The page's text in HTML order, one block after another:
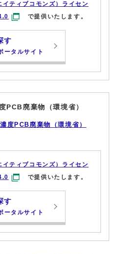
イティブコモンズ）ライセン
で提供いたします。
す
ータルサイト
PCB廃棄物（環境省）
度PCB廃棄物（環境省）
イティブコモンズ）ライセン
で提供いたします。
す
ータルサイト